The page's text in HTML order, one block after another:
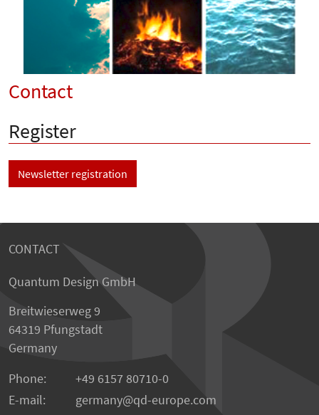
Contact
Register
Newsletter registration
CONTACT
Quantum Design GmbH
Breitwieserweg 9
64319 Pfungstadt
Germany
Phone:
+49 6157 80710-0
E-mail:
germany qd-europe.com